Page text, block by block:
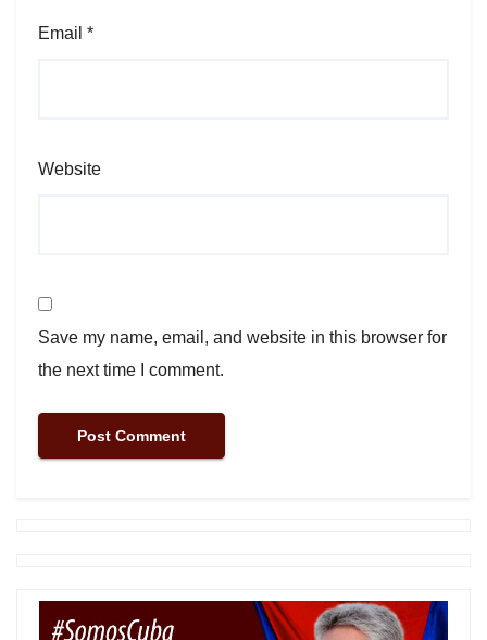
Email *
Website
Save my name, email, and website in this browser for
the next time I comment.